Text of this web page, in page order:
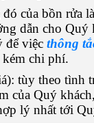
của bồn rửa
dẫn cho Quý
để việc thông
chi phí.
tùy theo tình
của Quý
lý nhất tới